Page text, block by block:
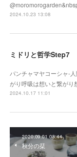
2024.10.23 13:08
ミドリと哲学Step7
パンチャマヤコーシャ-
がり呼吸は想いと繋がり
2024.10.17 11:01
2020.09.01 08:44
秋分の栞